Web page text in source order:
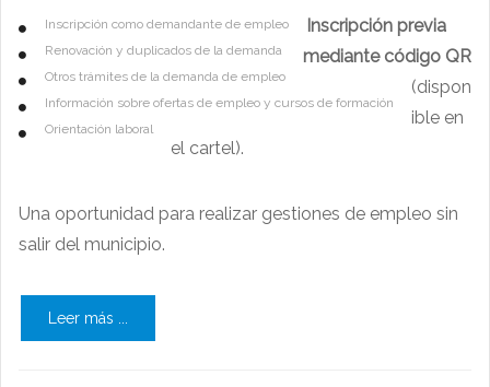
Inscripción como demandante de empleo
Renovación y duplicados de la demanda
Otros trámites de la demanda de empleo
Información sobre ofertas de empleo y cursos de formación
Orientación laboral
Inscripción previa
mediante código QR
(dispon
ible en
el cartel).
Una oportunidad para realizar gestiones de empleo sin
salir del municipio.
Leer más ...